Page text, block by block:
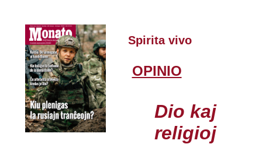
Spirita vivo
OPINIO
Dio kaj
religioj